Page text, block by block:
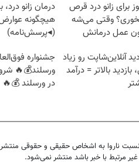
برای زانو درد قرص
وقتی می‌شه
عمل درمانش
درمان زانو درد،
هیچگونه
(◂پرسش‌نامه)
آنلاین‌شاپت رو زیاد
بازدید بالاتر = درآمد
جشنواره
ورسلند💰🔥
در ورسلند 💰🔥
ناروا به اشخاص حقیقی و حقوقی
غیر مرتبط با خبر باشد منتشر نمی‌شود.